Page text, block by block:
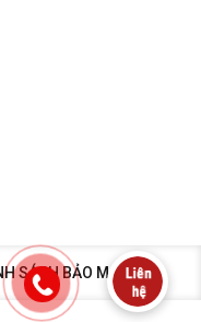
SÁCH BẢO MẬT